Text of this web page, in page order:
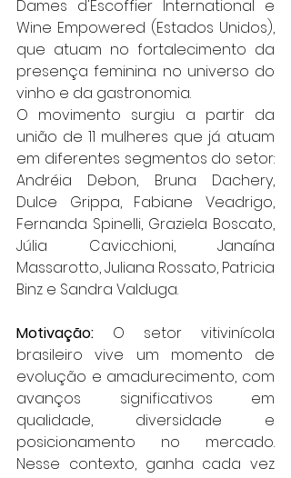
Dames d'Escoffier International e
Wine Empowered (Estados Unidos),
que atuam no fortalecimento da
presença feminina no universo do
vinho e da gastronomia.
O movimento surgiu a partir da
união de 11 mulheres que já atuam
em diferentes segmentos do setor:
Andréia Debon, Bruna Dachery,
Dulce Grippa, Fabiane Veadrigo,
Fernanda Spinelli, Graziela Boscato,
Júlia Cavicchioni, Janaína
Massarotto, Juliana Rossato, Patricia
Binz e Sandra Valduga.
Motivação: O setor vitivinícola
brasileiro vive um momento de
evolução e amadurecimento, com
avanços significativos em
qualidade, diversidade e
posicionamento no mercado.
Nesse contexto, ganha cada vez